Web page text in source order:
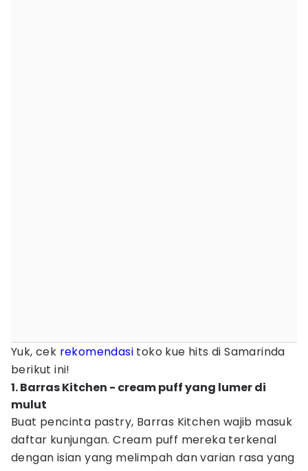
Yuk, cek rekomendasi toko kue hits di Samarinda
berikut ini!
1. Barras Kitchen - cream puff yang lumer di
mulut
Buat pencinta pastry, Barras Kitchen wajib masuk
daftar kunjungan. Cream puff mereka terkenal
dengan isian yang melimpah dan varian rasa yang